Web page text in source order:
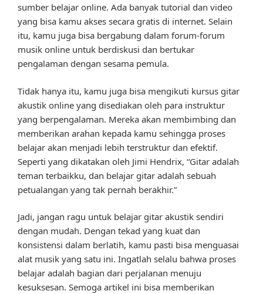
sumber belajar online. Ada banyak tutorial dan video
yang bisa kamu akses secara gratis di internet. Selain
itu, kamu juga bisa bergabung dalam forum-forum
musik online untuk berdiskusi dan bertukar
pengalaman dengan sesama pemula.
Tidak hanya itu, kamu juga bisa mengikuti kursus gitar
akustik online yang disediakan oleh para instruktur
yang berpengalaman. Mereka akan membimbing dan
memberikan arahan kepada kamu sehingga proses
belajar akan menjadi lebih terstruktur dan efektif.
Seperti yang dikatakan oleh Jimi Hendrix, “Gitar adalah
teman terbaikku, dan belajar gitar adalah sebuah
petualangan yang tak pernah berakhir.”
Jadi, jangan ragu untuk belajar gitar akustik sendiri
dengan mudah. Dengan tekad yang kuat dan
konsistensi dalam berlatih, kamu pasti bisa menguasai
alat musik yang satu ini. Ingatlah selalu bahwa proses
belajar adalah bagian dari perjalanan menuju
kesuksesan. Semoga artikel ini bisa memberikan